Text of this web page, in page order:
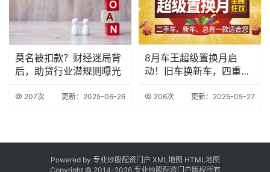
莫名被扣款？财经迷局背
后，助贷行业潜规则曝光
207次 更新：2025-06-26
8月车王超级置换月启
动！旧车换新车，四重礼
206次 更新：2025-05-27
Powered by 专业炒股配资门户 XML地图 HTML地图
Copyright © 2014-2026 专业炒股配资门户版权所有